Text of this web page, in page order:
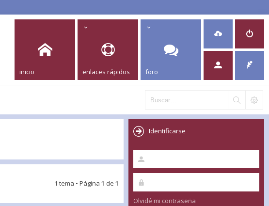
inicio enlaces rápidos foro
1 tema • Página 1 de 1
Identificarse
Olvidé mi contraseña